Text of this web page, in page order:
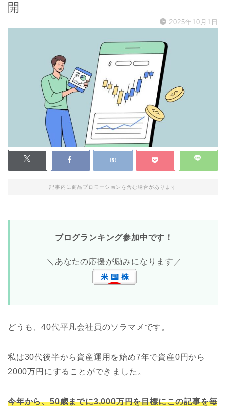
開
2025年10月1日
記事内に商品プロモーションを含む場合があります
ブログランキング参加中です！
＼あなたの応援が励みになります／
どうも、40代平凡会社員のソラマメです。
私は30代後半から資産運用を始め7年で資産0円から
2000万円にすることができました。
今年から、50歳までに3,000万円を目標にこの記事を毎